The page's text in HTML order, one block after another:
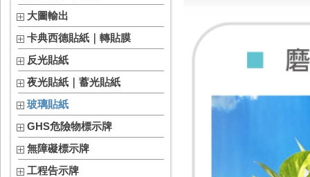
大圖輸出
卡典西德貼紙｜轉貼膜
反光貼紙
夜光貼紙｜蓄光貼紙
玻璃貼紙
GHS危險物標示牌
無障礙標示牌
工程告示牌